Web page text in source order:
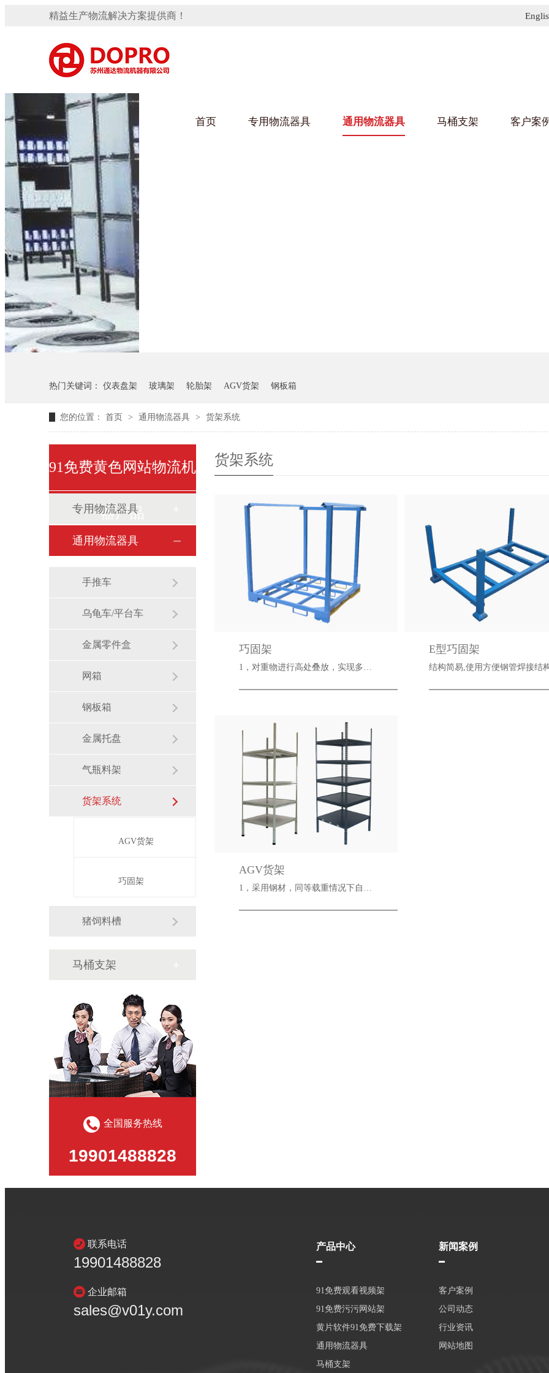
精益生产物流解决方案提供商！
首页 专用物流器具
91免费观看视频架
变速箱托盘
发动机料架
仪表盘料架
消声器料架
悬挂料架
通用物流器具
手推车
网箱
气瓶料架
马桶支架
隐藏式马桶水箱支架
客户案
汽车行业
卫浴行业
热门关键词： 仪表盘架 玻璃架 轮胎架 AGV货架 钢板箱
您的位置： 首页 > 通用物流器具 > 货架系统
货架系统
巧固架
1，对重物进行高处叠放，实现多…
E型巧固架
结构简易,使用方便钢管焊接结
AGV货架
1，采用钢材，同等载重情况下自…
91免费黄色网站物流机
器产品
专用物流器具
通用物流器具
手推车
乌龟车/平台车
金属零件盒
网箱
钢板箱
金属托盘
气瓶料架
货架系统
AGV货架
巧固架
猪饲料槽
马桶支架
全国服务热线
19901488828
联系电话
19901488828
企业邮箱
sales@v01y.com
产品中心
91免费观看视频架
91免费污污网站架
黄片软件91免费下载架
通用物流器具
马桶支架
新闻案例
客户案例
公司动态
行业资讯
网站地图